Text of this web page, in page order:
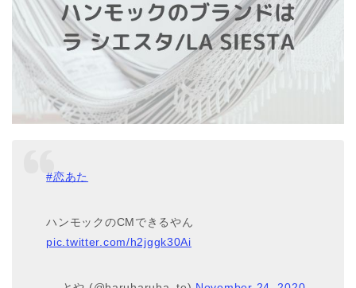
#恋あた
ハンモックのCMできるやん
pic.twitter.com/h2jggk30Ai